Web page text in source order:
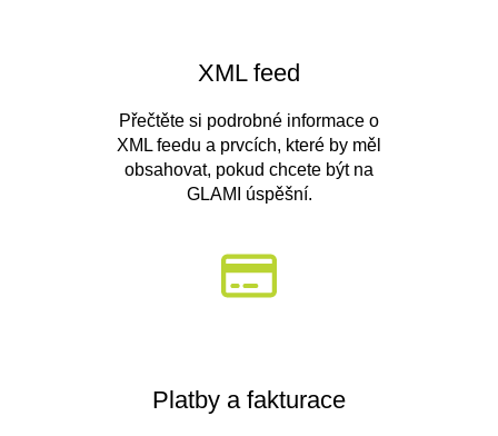
XML feed
Přečtěte si podrobné informace o
XML feedu a prvcích, které by měl
obsahovat, pokud chcete být na
GLAMI úspěšní.
Platby a fakturace